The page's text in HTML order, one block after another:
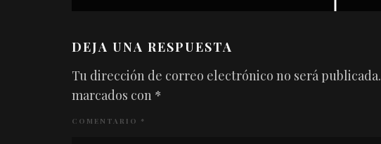
DEJA UNA RESPUESTA
Tu dirección de correo electrónico no será publicada.
marcados con *
COMENTARIO *